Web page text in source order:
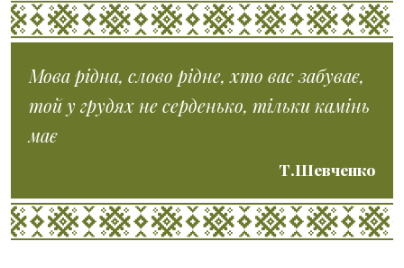
Мова рідна, слово рідне, хто вас забуває,
той у грудях не серденько, тільки камінь
має
Т.Шевченко